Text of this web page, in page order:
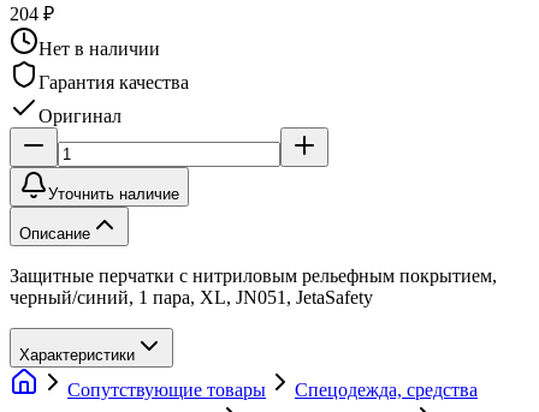
204 ₽
Нет в наличии
Гарантия качества
Оригинал
Уточнить наличие
Описание
Защитные перчатки с нитриловым рельефным покрытием,
черный/синий, 1 пара, XL, JN051, JetaSafety
Характеристики
Сопутствующие товары
Спецодежда, средства